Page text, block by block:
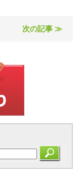
次の記事 ≫